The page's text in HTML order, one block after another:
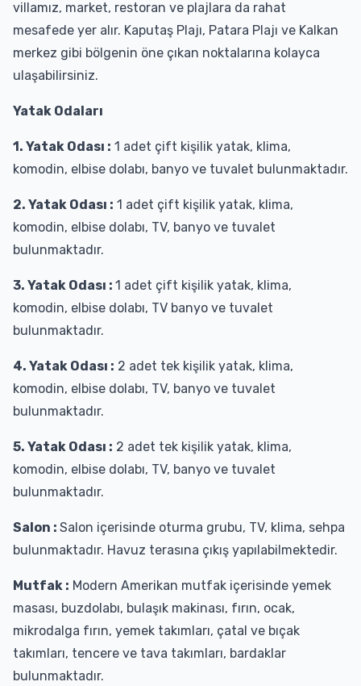
villamız, market, restoran ve plajlara da rahat
mesafede yer alır. Kaputaş Plajı, Patara Plajı ve Kalkan
merkez gibi bölgenin öne çıkan noktalarına kolayca
ulaşabilirsiniz.
Yatak Odaları
1. Yatak Odası : 1 adet çift kişilik yatak, klima,
komodin, elbise dolabı, banyo ve tuvalet bulunmaktadır.
2. Yatak Odası : 1 adet çift kişilik yatak, klima,
komodin, elbise dolabı, TV, banyo ve tuvalet
bulunmaktadır.
3. Yatak Odası : 1 adet çift kişilik yatak, klima,
komodin, elbise dolabı, TV banyo ve tuvalet
bulunmaktadır.
4. Yatak Odası : 2 adet tek kişilik yatak, klima,
komodin, elbise dolabı, TV, banyo ve tuvalet
bulunmaktadır.
5. Yatak Odası : 2 adet tek kişilik yatak, klima,
komodin, elbise dolabı, TV, banyo ve tuvalet
bulunmaktadır.
Salon : Salon içerisinde oturma grubu, TV, klima, sehpa
bulunmaktadır. Havuz terasına çıkış yapılabilmektedir.
Mutfak : Modern Amerikan mutfak içerisinde yemek
masası, buzdolabı, bulaşık makinası, fırın, ocak,
mikrodalga fırın, yemek takımları, çatal ve bıçak
takımları, tencere ve tava takımları, bardaklar
bulunmaktadır.